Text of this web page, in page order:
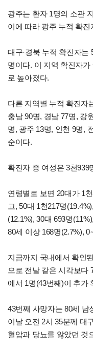
광주는 환자 1명의 소관
이에 따라 광주 누적 확
대구·경북 누적 확진자는
명이다. 이 지역 확진자
로 높아졌다.
다른 지역별 누적 확진자
충남 90명, 경남 77명, 강
명, 광주 13명, 인천 9명,
순이다.
확진자 중 여성은 3천939
연령별로 보면 20대가 1
고, 50대 1천217명
(12.1%), 30대 693명
80세 이상 168명(2.7%),
지금까지 국내에서 확인
으로 전날 같은 시각보다
에서 1명(43번째)이 추가
43번째 사망자는 80세 남
이날 오전 2시 35분께 대
혈압과 당뇨를 앓았던 것